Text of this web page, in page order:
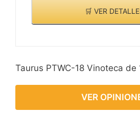
🛒 VER
Taurus PTWC-18 Vinoteca
VER